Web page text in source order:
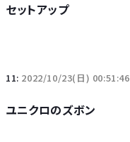
セットアップ
11: 2022/10/23(日)
ユニクロのズボン